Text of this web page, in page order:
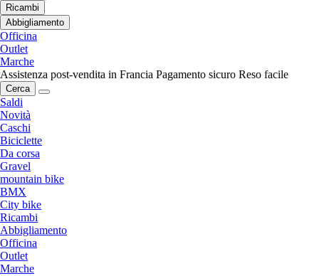
Ricambi
Abbigliamento
Officina
Outlet
Marche
Assistenza post-vendita in Francia Pagamento sicuro Reso facile
Cerca
Saldi
Novità
Caschi
Biciclette
Da corsa
Gravel
mountain bike
BMX
City bike
Ricambi
Abbigliamento
Officina
Outlet
Marche